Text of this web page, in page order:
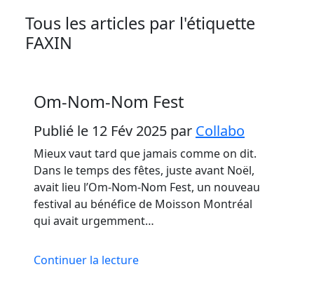
Tous les articles par l'étiquette
FAXIN
Om-Nom-Nom Fest
Publié le 12 Fév 2025 par Collabo
Mieux vaut tard que jamais comme on dit.
Dans le temps des fêtes, juste avant Noël,
avait lieu l’Om-Nom-Nom Fest, un nouveau
festival au bénéfice de Moisson Montréal
qui avait urgemment…
Continuer la lecture